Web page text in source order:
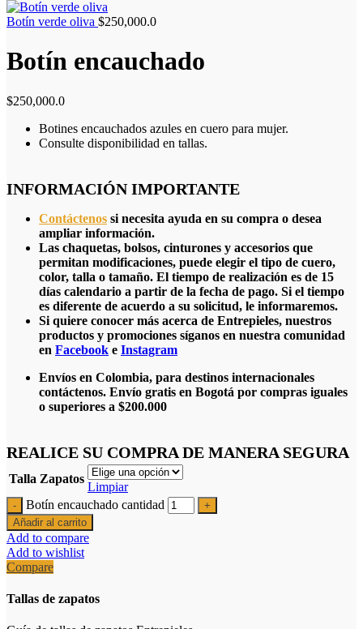
Botín verde oliva $250,000.0
Botín encauchado
$250,000.0
Botines encauchados azules en cuero para mujer.
Consulte disponibilidad en tallas.
INFORMACIÓN IMPORTANTE
Contáctenos si necesita ayuda en su compra o desea
ampliar información.
Las chaquetas, bolsos, cinturones y accesorios que
permitan modificaciones, puede elegir el tipo de cuero,
color, talla o tamaño. El tiempo de realización es de 15
días calendario a partir de la fecha de pago. Si el tiempo
es diferente de acuerdo a su solicitud, le informaremos.
Si quiere conocer más acerca de Entrepieles, nuestros
productos y promociones síganos en nuestra comunidad
en Facebook e Instagram
Envíos en Colombia, para destinos internacionales
contáctenos. Envío gratis en Bogotá por compras iguales
o superiores a $200.000
REALICE SU COMPRA DE MANERA SEGURA
Talla Zapatos
Limpiar
Botín encauchado cantidad
Añadir al carrito
Add to compare
Add to wishlist
Compare
Tallas de zapatos